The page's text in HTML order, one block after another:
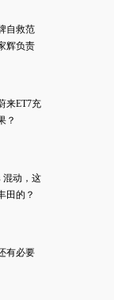
自救范
辉负责
来ET7充
？
混动，这
田的？
有必要